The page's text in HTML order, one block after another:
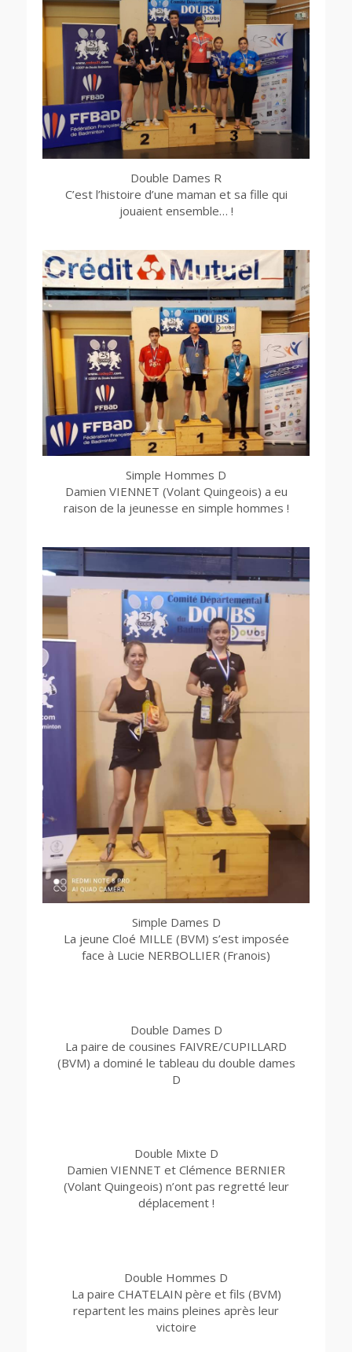
Double Dames R
C’est l’histoire d’une maman et sa fille qui
jouaient ensemble… !
Simple Hommes D
Damien VIENNET (Volant Quingeois) a eu
raison de la jeunesse en simple hommes !
Simple Dames D
La jeune Cloé MILLE (BVM) s’est imposée
face à Lucie NERBOLLIER (Franois)
Double Dames D
La paire de cousines FAIVRE/CUPILLARD
(BVM) a dominé le tableau du double dames
D
Double Mixte D
Damien VIENNET et Clémence BERNIER
(Volant Quingeois) n’ont pas regretté leur
déplacement !
Double Hommes D
La paire CHATELAIN père et fils (BVM)
repartent les mains pleines après leur
victoire